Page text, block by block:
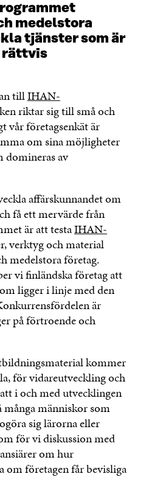
medelstora
tjänster som är
rättvis
tillIHAN-
riktar sig till små och
vår företagsenkät är
om sina möjligheter
domineras av
affärskunnandet om
få ett mervärde från
är att testaIHAN-
verktyg och material
medelstora företag.
vi finländska företag att
ligger i linje med den
är
på förtroende och
kommer
för vidareutveckling och
i och med utvecklingen
många människor som
sig lärorna eller
för vi diskussion med
om hur
om företagen får bevisliga